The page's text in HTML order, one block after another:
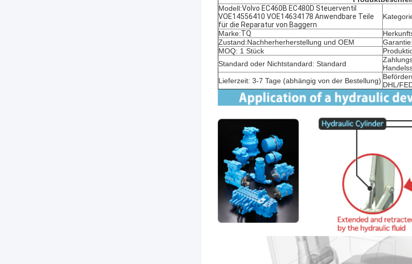
Modell:Volvo EC460B EC480D Steuerventil
VOE14556410 VOE14634178 Anwendbare Teile
für die Reparatur von Baggern
Marke:TQ
Zustand:Nachherherherstellung und OEM
MOQ: 1 Stück
Standard oder Nichtstandard: Standard
Lieferzeit: 3-7 Tage (abhängig von der Bestellung) DHL/